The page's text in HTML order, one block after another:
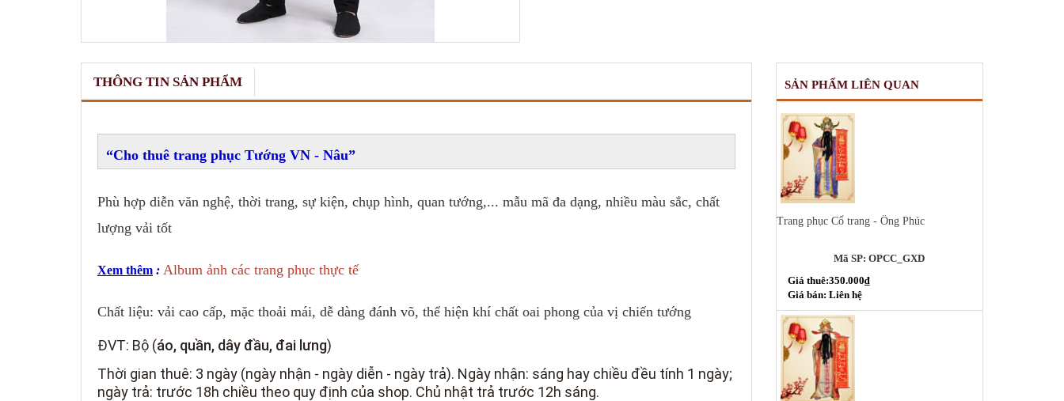
THÔNG TIN SẢN PHẨM
Cho thuê trang phục Tướng VN - Nâu
Phù hợp diễn văn nghệ, thời trang, sự kiện, chụp hình, quan tướng,... mẫu mã đa dạng, nhiều màu sắc, chất
lượng vải tốt
Xem thêm : Album ảnh các trang phục thực tế
Chất liệu: vải cao cấp, mặc thoải mái, dễ dàng đánh võ, thể hiện khí chất oai phong của vị chiến tướng
ĐVT: Bộ (áo, quần, dây đầu, đai lưng)
Thời gian thuê: 3 ngày (ngày nhận - ngày diễn - ngày trả). Ngày nhận: sáng hay chiều đều tính 1 ngày;
ngày trả: trước 18h chiều theo quy định của shop. Chủ nhật trả trước 12h sáng.
SẢN PHẨM LIÊN QUAN
Trang phục Cổ trang - Ông Phúc
Mã SP: OPCC_GXD
Giá thuê:350.000₫
Giá bán: Liên hệ